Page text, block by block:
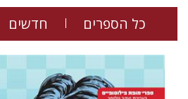
כל הספרים חדשים